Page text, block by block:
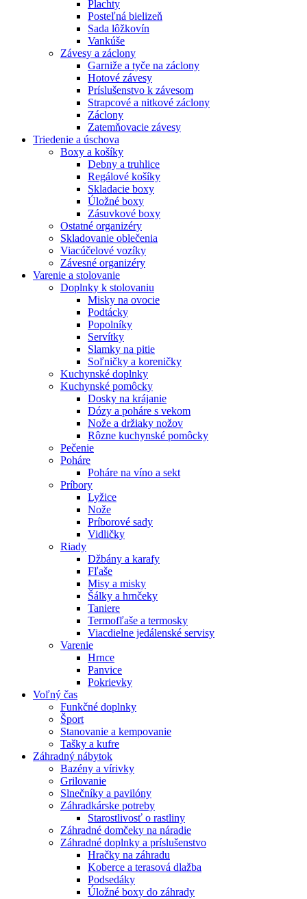
Plachty
Posteľná bielizeň
Sada lôžkovín
Vankúše
Závesy a záclony
Garniže a tyče na záclony
Hotové závesy
Príslušenstvo k závesom
Strapcové a nitkové záclony
Záclony
Zatemňovacie závesy
Triedenie a úschova
Boxy a košíky
Debny a truhlice
Regálové košíky
Skladacie boxy
Úložné boxy
Zásuvkové boxy
Ostatné organizéry
Skladovanie oblečenia
Viacúčelové vozíky
Závesné organizéry
Varenie a stolovanie
Doplnky k stolovaniu
Misky na ovocie
Podtácky
Popolníky
Servítky
Slamky na pitie
Soľničky a koreničky
Kuchynské doplnky
Kuchynské pomôcky
Dosky na krájanie
Dózy a poháre s vekom
Nože a držiaky nožov
Rôzne kuchynské pomôcky
Pečenie
Poháre
Poháre na víno a sekt
Príbory
Lyžice
Nože
Príborové sady
Vidličky
Riady
Džbány a karafy
Fľaše
Misy a misky
Šálky a hrnčeky
Taniere
Termofľaše a termosky
Viacdielne jedálenské servisy
Varenie
Hrnce
Panvice
Pokrievky
Voľný čas
Funkčné doplnky
Šport
Stanovanie a kempovanie
Tašky a kufre
Záhradný nábytok
Bazény a vírivky
Grilovanie
Slnečníky a pavilóny
Záhradkárske potreby
Starostlivosť o rastliny
Záhradné domčeky na náradie
Záhradné doplnky a príslušenstvo
Hračky na záhradu
Koberce a terasová dlažba
Podsedáky
Úložné boxy do záhrady